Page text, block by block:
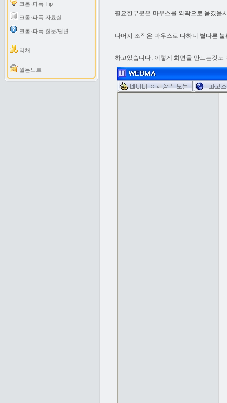
크롬·파폭 Tip
크롬·파폭 자료실
크롬·파폭 질문/답변
리채
월든노트
필요한부분은 마우스를 외곽으로 옴겼을
나머지 조작은 마우스로 다하니 별다른
하고있습니다. 이렇게 화면을 만드는것